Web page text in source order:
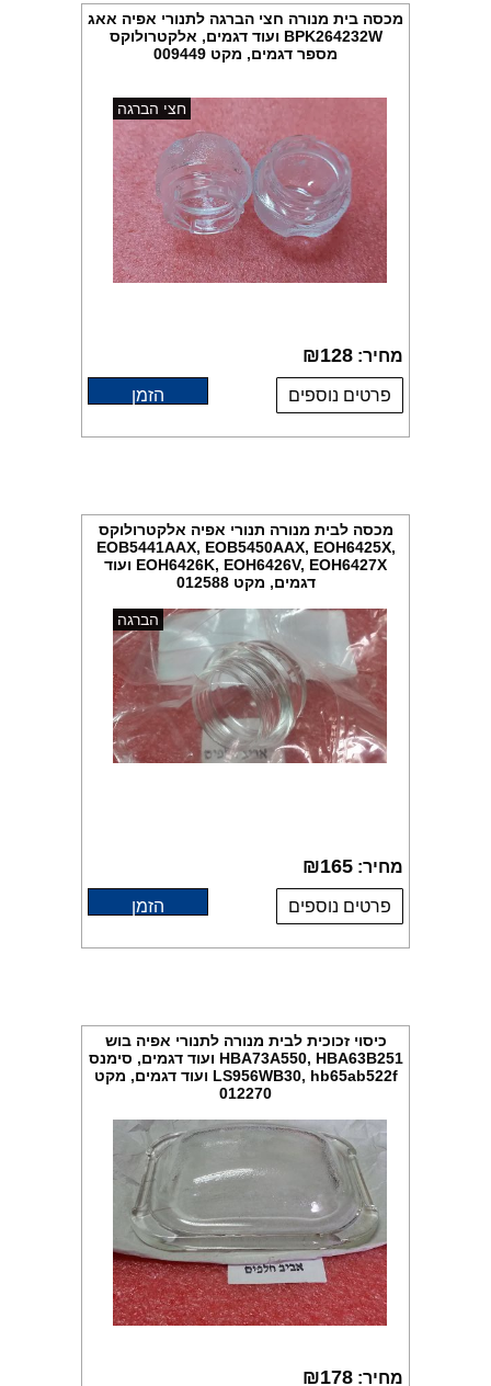
מכסה בית מנורה חצי הברגה לתנורי אפיה אאג
BPK264232W ועוד דגמים, אלקטרולוקס
מספר דגמים, מקט 009449
חצי הברגה
מחיר: ₪128
פרטים נוספים הזמן
מכסה לבית מנורה תנורי אפיה אלקטרולוקס
EOB5441AAX, EOB5450AAX, EOH6425X,
EOH6426K, EOH6426V, EOH6427X ועוד
דגמים, מקט 012588
הברגה
מחיר: ₪165
פרטים נוספים הזמן
כיסוי זכוכית לבית מנורה לתנורי אפיה בוש
HBA73A550, HBA63B251 ועוד דגמים, סימנס
LS956WB30, hb65ab522f ועוד דגמים, מקט
012270
מחיר: ₪178